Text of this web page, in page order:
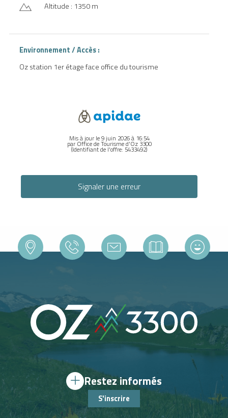
Altitude : 1350 m
Environnement / Accès :
Oz station 1er étage face office du tourisme
Mis à jour le 9 juin 2026 à 16:54
par Office de Tourisme d'Oz 3300
(Identifiant de l'offre: 5433492)
Signaler une erreur
Restez informés
S'inscrire